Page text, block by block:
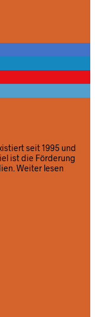
seit 1995 und
ist die Förderung
Weiter lesen